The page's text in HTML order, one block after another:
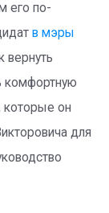
его по-
в мэры
вернуть
комфортную
он
для